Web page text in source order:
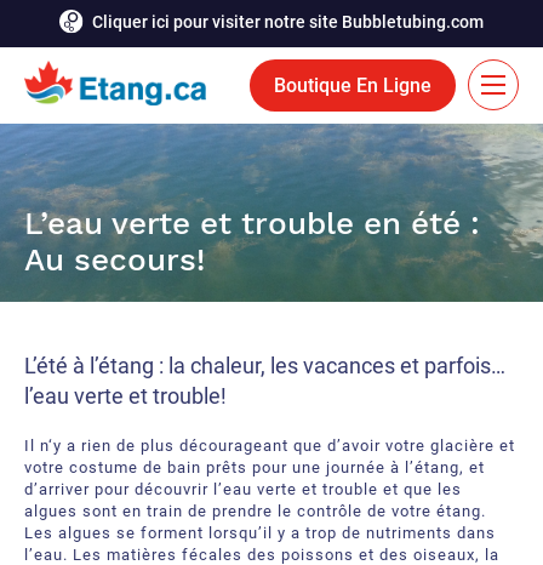
Cliquer ici pour visiter notre site Bubbletubing.com
Boutique En Ligne
EN
Solutions
Aération
Fontaines flottantes
Outils et accessoires aquatiques
Rideaux de bulles
Services
Carrière
Contactez-nous
Demandez une soumission
À propos
L’eau verte et trouble en été :
Au secours!
L’été à l’étang : la chaleur, les vacances et parfois…
l’eau verte et trouble!
Il n‘y a rien de plus décourageant que d’avoir votre glacière et
votre costume de bain prêts pour une journée à l’étang, et
d’arriver pour découvrir l’eau verte et trouble et que les
algues sont en train de prendre le contrôle de votre étang.
Les algues se forment lorsqu’il y a trop de nutriments dans
l’eau. Les matières fécales des poissons et des oiseaux, la